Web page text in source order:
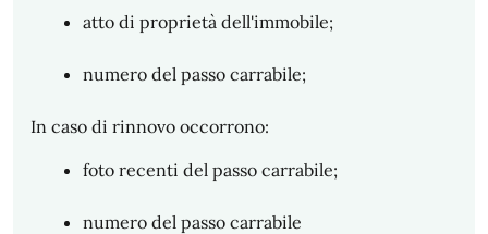
atto di proprietà dell'immobile;
numero del passo carrabile;
In caso di rinnovo occorrono:
foto recenti del passo carrabile;
numero del passo carrabile